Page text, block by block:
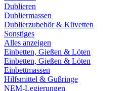
Dublieren
Dubliermassen
Dublierzubehör & Küvetten
Sonstiges
Alles anzeigen
Einbetten, Gießen & Löten
Einbetten, Gießen & Löten
Einbettmassen
Hilfsmittel & Gußringe
NEM-Legierungen